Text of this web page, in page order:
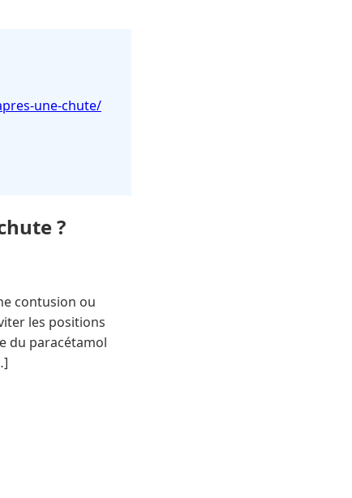
une-chute/
?
contusion ou
les positions
du paracétamol